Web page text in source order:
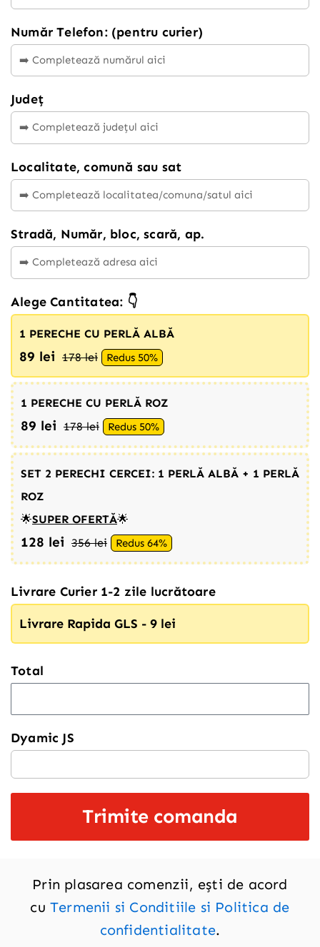
Număr Telefon: (pentru curier)
Județ
Localitate, comună sau sat
Stradă, Număr, bloc, scară, ap.
Alege Cantitatea: 👇
1 PERECHE CU PERLĂ ALBĂ
89 lei 178 lei Redus 50%
1 PERECHE CU PERLĂ ROZ
89 lei 178 lei Redus 50%
SET 2 PERECHI CERCEI: 1 PERLĂ ALBĂ + 1 PERLĂ
ROZ
🌟SUPER OFERTĂ🌟
128 lei 356 lei Redus 64%
Livrare Curier 1-2 zile lucrătoare
Livrare Rapida GLS - 9 lei
Total
Dyamic JS
Trimite comanda
Prin plasarea comenzii, ești de acord
cuTermenii si Conditiile si Politica de
confidentialitate.